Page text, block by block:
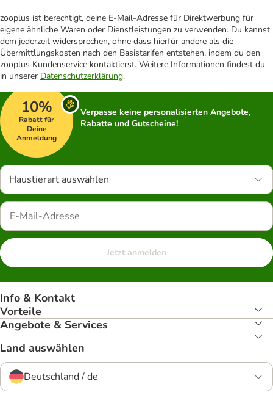
zooplus ist berechtigt, deine E-Mail-Adresse für Direktwerbung für
eigene ähnliche Waren oder Dienstleistungen zu verwenden. Du kannst
dem jederzeit widersprechen, ohne dass hierfür andere als die
Übermittlungskosten nach den Basistarifen entstehen, indem du den
zooplus Kundenservice kontaktierst. Weitere Informationen findest du
in unserer Datenschutzerklärung.
10%
Rabatt für
Deine
Anmeldung
Verpasse keine personalisierten Angebote,
Rabatte und Gutscheine!
Haustierart auswählen
Jetzt anmelden
Info & Kontakt
Vorteile
Angebote & Services
Land auswählen
Deutschland / de